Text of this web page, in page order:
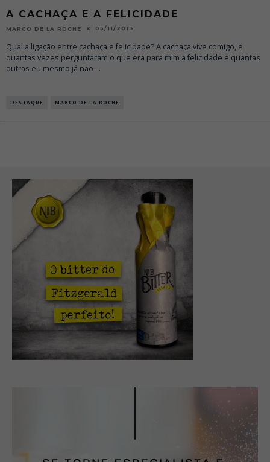
A CACHAÇA E A FELICIDADE
MARCO DE LA ROCHE 05/11/2013
Qual a ligação entre cachaça e felicidade? A cachaça vive comigo, e
quantas vezes perguntaram o que era para mim a felicidade e quantas
outras eu mesmo já não ...
DESTAQUE MARCO DE LA ROCHE